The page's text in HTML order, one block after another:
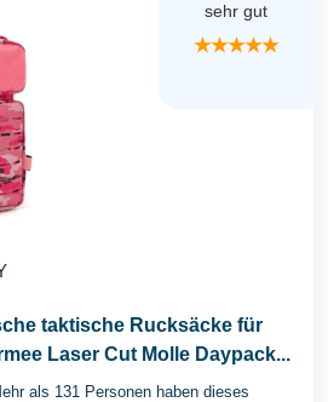
sehr gut
★★★★★
taktische Rucksäcke für
Laser Cut Molle Daypack...
als 131 Personen haben dieses